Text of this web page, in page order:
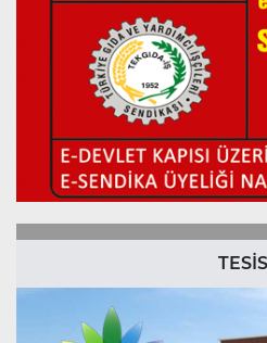
TESİS